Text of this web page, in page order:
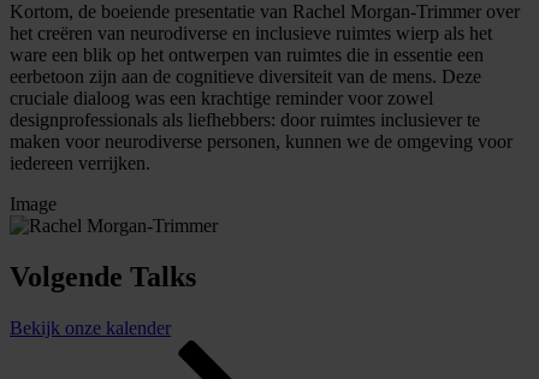
Kortom, de boeiende presentatie van Rachel Morgan-Trimmer over
het creëren van neurodiverse en inclusieve ruimtes wierp als het
ware een blik op het ontwerpen van ruimtes die in essentie een
eerbetoon zijn aan de cognitieve diversiteit van de mens. Deze
cruciale dialoog was een krachtige reminder voor zowel
designprofessionals als liefhebbers: door ruimtes inclusiever te
maken voor neurodiverse personen, kunnen we de omgeving voor
iedereen verrijken.
Image
Volgende Talks
Bekijk onze kalender